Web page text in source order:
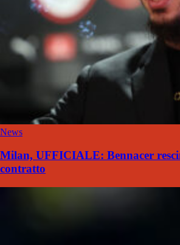
News
Milan, UFFICIALE: Bennacer
contratto